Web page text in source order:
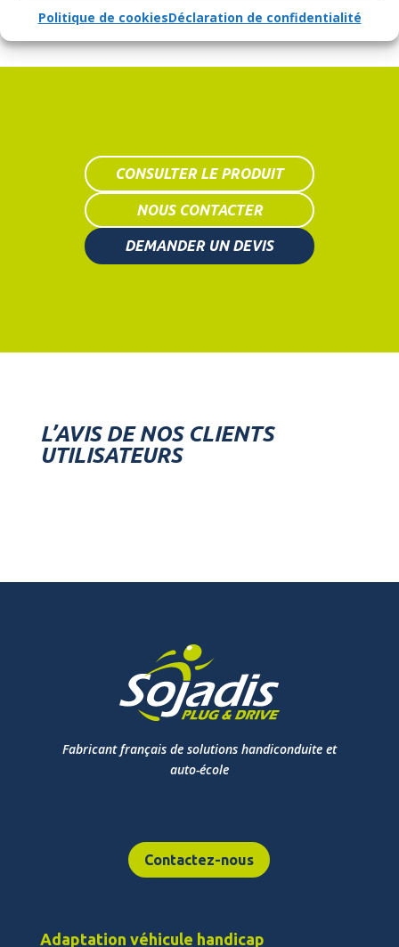
Politique de cookiesDéclaration de confidentialité
CONSULTER LE PRODUIT
NOUS CONTACTER
DEMANDER UN DEVIS
L’AVIS DE NOS CLIENTS
UTILISATEURS
Fabricant français de solutions handiconduite et
auto-école
Contactez-nous
Adaptation véhicule handicap